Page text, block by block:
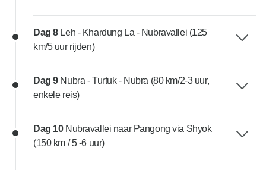
Dag 8 Leh - Khardung La - Nubravallei (125
km/5 uur rijden)
Dag 9 Nubra - Turtuk - Nubra (80 km/2-3 uur,
enkele reis)
Dag 10 Nubravallei naar Pangong via Shyok
(150 km / 5 -6 uur)